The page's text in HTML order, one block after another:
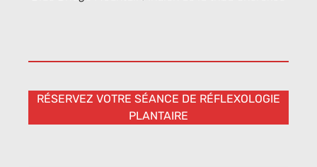
RÉSERVEZ VOTRE SÉANCE DE RÉFLEXOLOGIE
PLANTAIRE